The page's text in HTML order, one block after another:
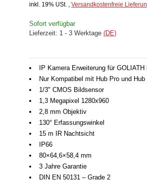
inkl. 19% USt. , Versandkostenfreie
Sofort verfügbar
Lieferzeit: 1 - 3 Werktage (DE)
IP Kamera Erweiterung für
Nur Kompatibel mit Hub Pro und Hub
1/3" CMOS Bildsensor
1,3 Megapixel 1280x960
2,8 mm Objektiv
130° Erfassungswinkel
15 m IR Nachtsicht
IP66
80×64,6×58,4 mm
3 Jahre Garantie
DIN EN 50131 – Grade 2